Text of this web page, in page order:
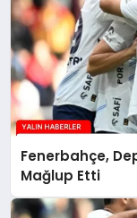
Fenerbahçe,
Mağlup Etti